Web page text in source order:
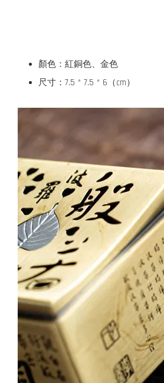
顏色：紅銅色、金色
尺寸：7.5 * 7.5 * 6（cm）